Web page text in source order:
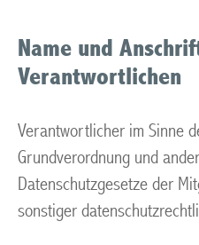
Name und
Verantwortlichen
Verantwortlicher im Sinne
Grundverordnung und
Datenschutzgesetze der
sonstiger